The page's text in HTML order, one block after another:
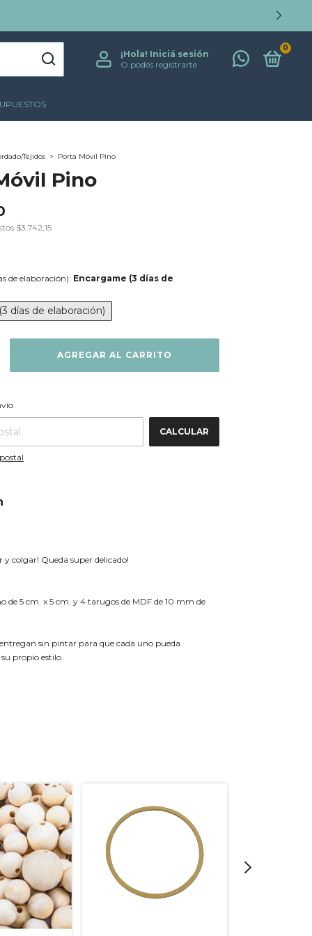
¡Hola! Iniciá sesión
O podés registrarte
0
Tejidos > Porta Móvil Pino
Pino
$3.742,15
de elaboración): Encargame (3 días de
días de elaboración)
CALCULAR
y colgar! Queda super delicado!
de 5 cm. x 5 cm. y 4 tarugos de MDF de 10 mm de
sin pintar para que cada uno pueda
propio estilo.